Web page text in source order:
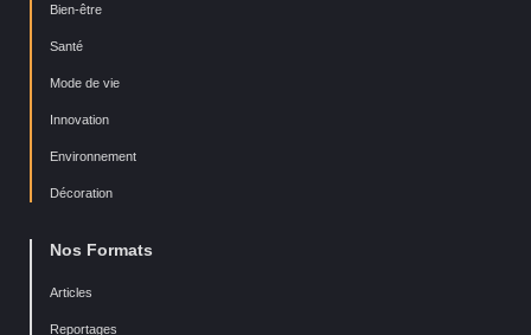
Bien-être
Santé
Mode de vie
Innovation
Environnement
Décoration
Nos Formats
Articles
Reportages